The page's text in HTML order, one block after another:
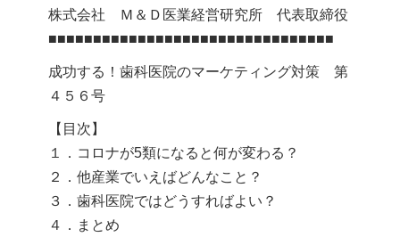
株式会社 Ｍ＆Ｄ医業経営研究所 代表取締役
■■■■■■■■■■■■■■■■■■■■■■■■■■■■■■■■
成功する！歯科医院のマーケティング対策 第
４５６号
【目次】
１．コロナが5類になると何が変わる？
２．他産業でいえばどんなこと？
３．歯科医院ではどうすればよい？
４．まとめ